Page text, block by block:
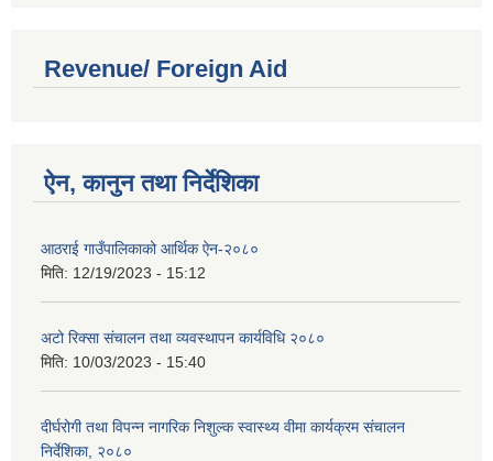
Revenue/ Foreign Aid
ऐन, कानुन तथा निर्देशिका
आठराई गाउँपालिकाको आर्थिक ऐन-२०८०
मिति: 12/19/2023 - 15:12
अटो रिक्सा संचालन तथा व्यवस्थापन कार्यविधि २०८०
मिति: 10/03/2023 - 15:40
दीर्घरोगी तथा विपन्न नागरिक निशुल्क स्वास्थ्य वीमा कार्यक्रम संचालन
निर्देशिका, २०८०